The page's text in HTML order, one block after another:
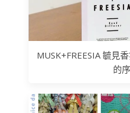
MUSK+FREESIA 毓見
的